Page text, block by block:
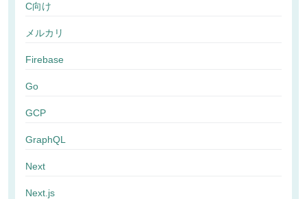
C向け
メルカリ
Firebase
Go
GCP
GraphQL
Next
Next.js